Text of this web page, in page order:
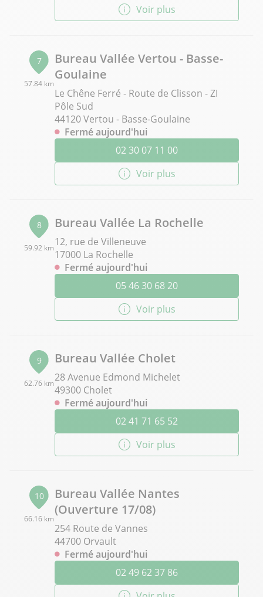
Voir plus
7
57.84 km
Bureau Vallée Vertou - Basse-
Goulaine
Le Chêne Ferré - Route de Clisson - ZI
Pôle Sud
44120 Vertou - Basse-Goulaine
Fermé aujourd'hui
02 30 07 11 00
Voir plus
8
59.92 km
Bureau Vallée La Rochelle
12, rue de Villeneuve
17000 La Rochelle
Fermé aujourd'hui
05 46 30 68 20
Voir plus
9
62.76 km
Bureau Vallée Cholet
28 Avenue Edmond Michelet
49300 Cholet
Fermé aujourd'hui
02 41 71 65 52
Voir plus
10
66.16 km
Bureau Vallée Nantes
(Ouverture 17/08)
254 Route de Vannes
44700 Orvault
Fermé aujourd'hui
02 49 62 37 86